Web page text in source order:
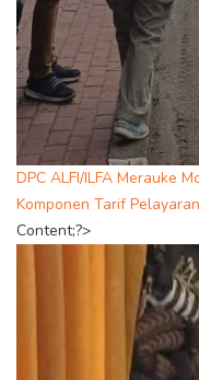
DPC ALFI/ILFA Merauke
Komponen Tarif Pelayaran
Content;?>